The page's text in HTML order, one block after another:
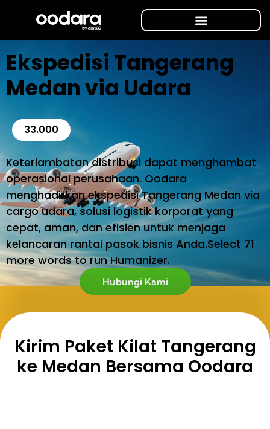
Ekspedisi Tangerang
Medan via Udara
33.000
Keterlambatan distribusi dapat menghambat
operasional perusahaan. Oodara
menghadirkan ekspedisi Tangerang Medan via
cargo udara, solusi logistik korporat yang
cepat, aman, dan efisien untuk menjaga
kelancaran rantai pasok bisnis Anda.Select 71
more words to run Humanizer.
Hubungi Kami
Kirim Paket Kilat Tangerang
ke Medan Bersama Oodara